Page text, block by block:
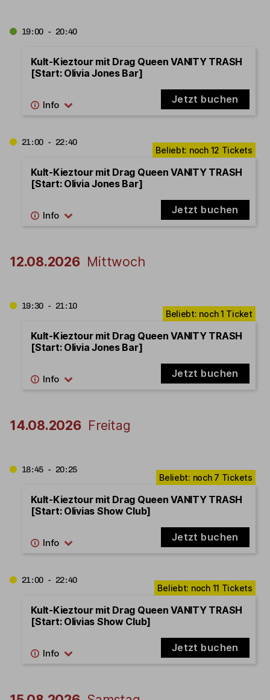
19:00 - 20:40
Kult-Kieztour mit Drag Queen VANITY TRASH
[Start: Olivia Jones Bar]
Jetzt buchen
21:00 - 22:40
Kult-Kieztour mit Drag Queen VANITY TRASH
[Start: Olivia Jones Bar]
Jetzt buchen
12.08.2026 Mittwoch
19:30 - 21:10
Kult-Kieztour mit Drag Queen VANITY TRASH
[Start: Olivia Jones Bar]
Jetzt buchen
14.08.2026 Freitag
18:45 - 20:25
Kult-Kieztour mit Drag Queen VANITY TRASH
[Start: Olivias Show Club]
Jetzt buchen
21:00 - 22:40
Kult-Kieztour mit Drag Queen VANITY TRASH
[Start: Olivias Show Club]
Jetzt buchen